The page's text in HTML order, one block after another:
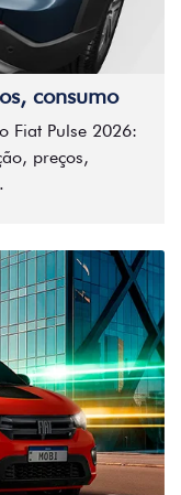
consumo
Fiat Pulse 2026:
preços,